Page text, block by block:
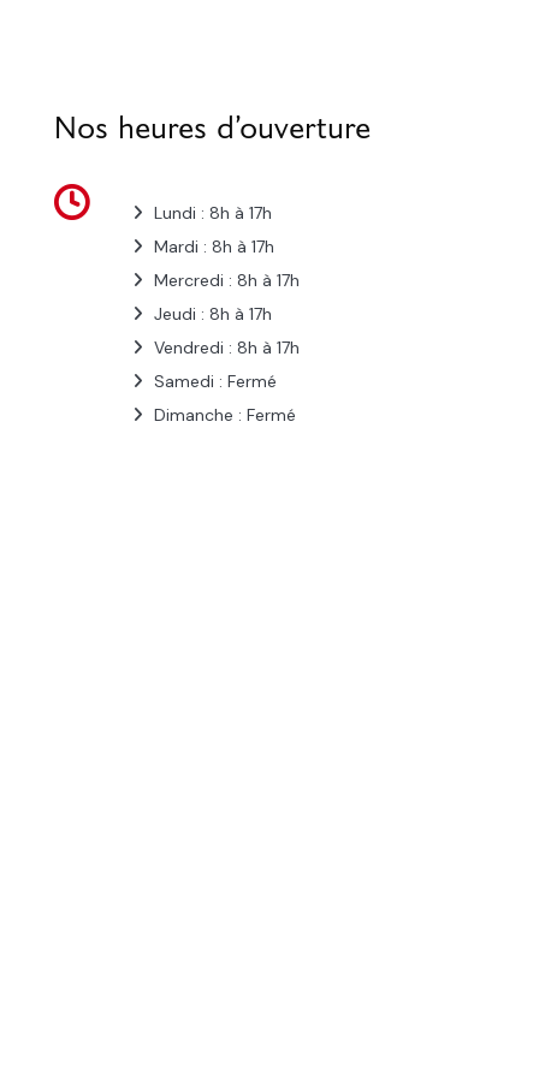
Nos heures d’ouverture
Lundi : 8h à 17h
Mardi : 8h à 17h
Mercredi : 8h à 17h
Jeudi : 8h à 17h
Vendredi : 8h à 17h
Samedi : Fermé
Dimanche : Fermé